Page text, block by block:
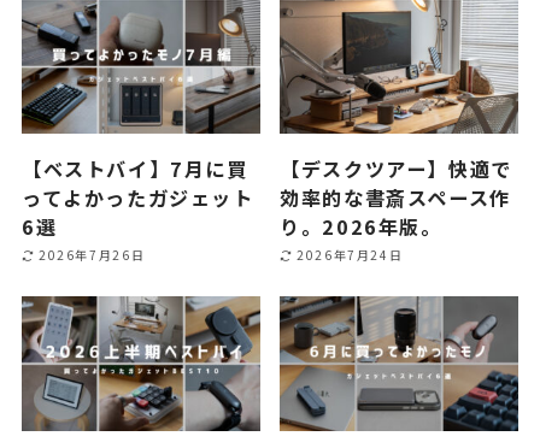
【ベストバイ】7月に買
ってよかったガジェット
6選
2026年7月26日
【デスクツアー】快適で
効率的な書斎スペース作
り。2026年版。
2026年7月24日